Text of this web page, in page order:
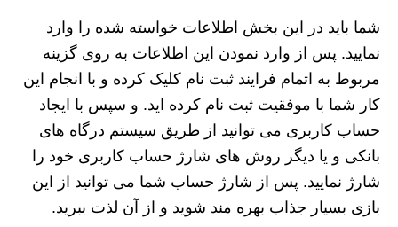
شما باید در این بخش اطلاعات خواسته شده را وارد
نمایید. پس از وارد نمودن این اطلاعات به روی گزینه
مربوط به اتمام فرایند ثبت نام کلیک کرده و با انجام این
کار شما با موفقیت ثبت نام کرده اید. و سپس با ایجاد
حساب کاربری می توانید از طریق سیستم درگاه های
بانکی و یا دیگر روش های شارژ حساب کاربری خود را
شارژ نمایید. پس از شارژ حساب شما می توانید از این
بازی بسیار جذاب بهره مند شوید و از آن لذت ببرید.